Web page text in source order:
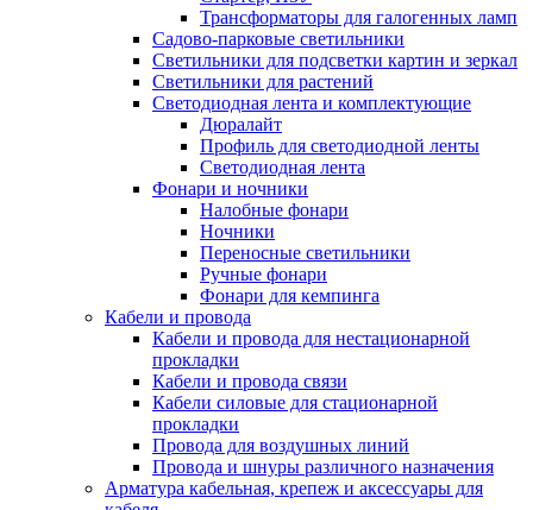
Трансформаторы для галогенных ламп
Садово-парковые светильники
Светильники для подсветки картин и зеркал
Светильники для растений
Светодиодная лента и комплектующие
Дюралайт
Профиль для светодиодной ленты
Светодиодная лента
Фонари и ночники
Налобные фонари
Ночники
Переносные светильники
Ручные фонари
Фонари для кемпинга
Кабели и провода
Кабели и провода для нестационарной
прокладки
Кабели и провода связи
Кабели силовые для стационарной
прокладки
Провода для воздушных линий
Провода и шнуры различного назначения
Арматура кабельная, крепеж и аксессуары для